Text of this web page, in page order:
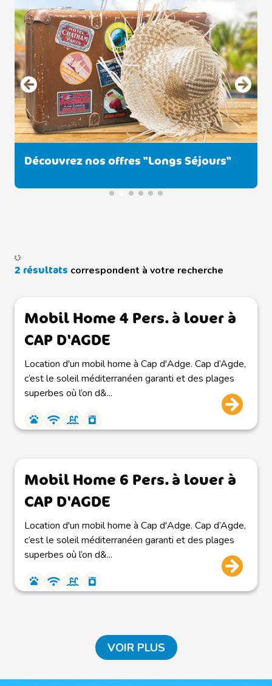
Découvrez nos offres "Longs Séjours"
2 résultats correspondent à votre recherche
Mobil Home 4 Pers. à louer à
CAP D'AGDE
Location d'un mobil home à Cap d'Adge. Cap d’Agde,
c’est le soleil méditerranéen garanti et des plages
superbes où l’on d&...
Mobil Home 6 Pers. à louer à
CAP D'AGDE
Location d'un mobil home à Cap d'Adge. Cap d’Agde,
c’est le soleil méditerranéen garanti et des plages
superbes où l’on d&...
VOIR PLUS